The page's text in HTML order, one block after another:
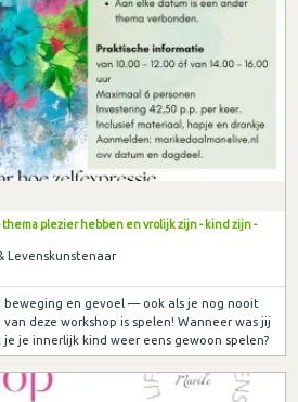
plezier hebben en vrolijk zijn - kind zijn -
Levenskunstenaar
beweging en gevoel — ook als je nog nooit
deze workshop is spelen! Wanneer was jij
je innerlijk kind weer eens gewoon spelen?